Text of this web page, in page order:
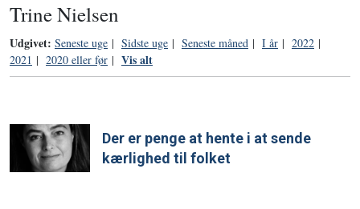
Trine Nielsen
Udgivet: Seneste uge | Sidste uge | Seneste måned | I år | 2022 |
2021 | 2020 eller før | Vis alt
Der er penge at hente i at sende
kærlighed til folket